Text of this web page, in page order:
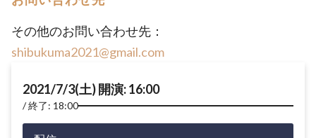
その他のお問い合わせ先：
shibukuma2021@gmail.com
2021/7/3(土) 開演: 16:00
終了: 18:00